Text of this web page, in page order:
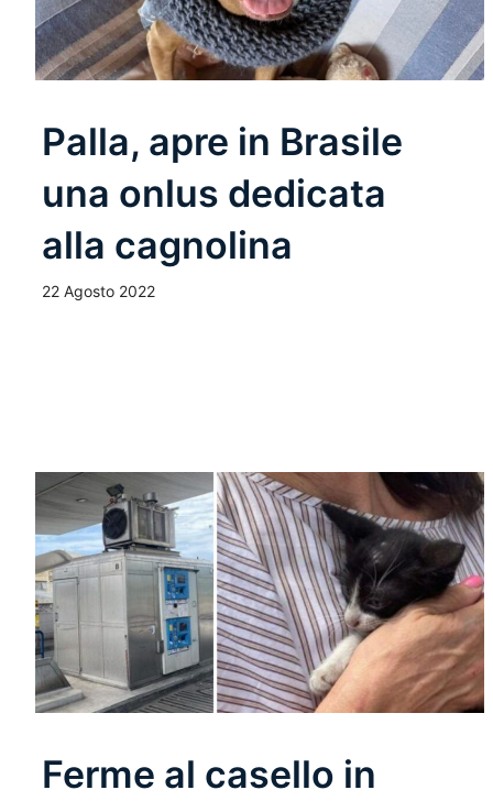
Palla, apre in Brasile
una onlus dedicata
alla cagnolina
22 Agosto 2022
Ferme al casello in